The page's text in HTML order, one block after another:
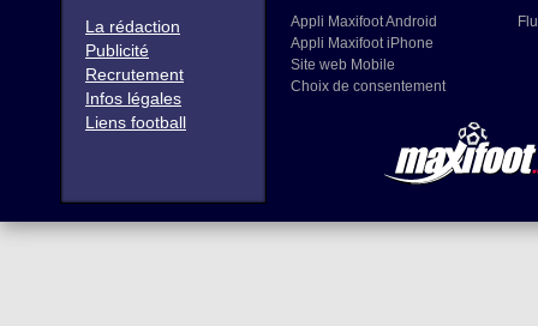
La rédaction
Publicité
Recrutement
Infos légales
Liens football
Appli Maxifoot Android
Appli Maxifoot iPhone
Site web Mobile
Choix de consentement